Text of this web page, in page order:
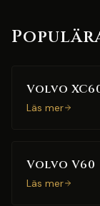
Volvo
Läs mer
Volvo V60
Läs mer